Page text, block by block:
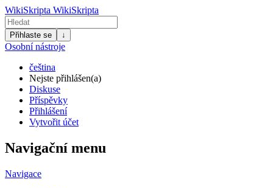
WikiSkripta WikiSkripta
Přihlaste se ↓
Osobní nástroje
čeština
Nejste přihlášen(a)
Diskuse
Příspěvky
Přihlášení
Vytvořit účet
Navigační menu
Navigace